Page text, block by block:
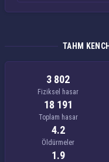
TAHM
3 802
Fiziksel hasar
18 191
Toplam hasar
4.2
Öldürmeler
1.9